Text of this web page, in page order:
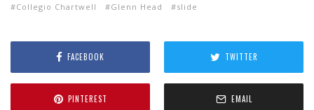
Collegio Chartwell Glenn Head slide
FACEBOOK TWITTER
PINTEREST EMAIL